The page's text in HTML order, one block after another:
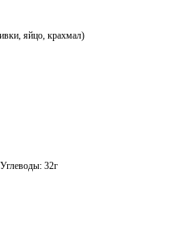
яйцо, крахмал)
32г